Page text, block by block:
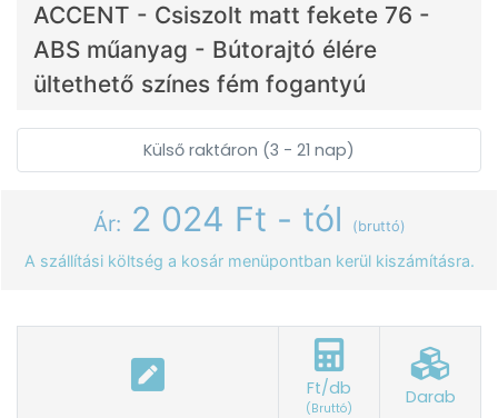
ACCENT - Csiszolt matt fekete 76 -
ABS műanyag - Bútorajtó élére
ültethető színes fém fogantyú
Külső raktáron (3 - 21 nap)
Ár: 2 024 Ft - tól (bruttó)
A szállítási költség a kosár menüpontban kerül kiszámításra.
Ft/db
(Bruttó)
Darab